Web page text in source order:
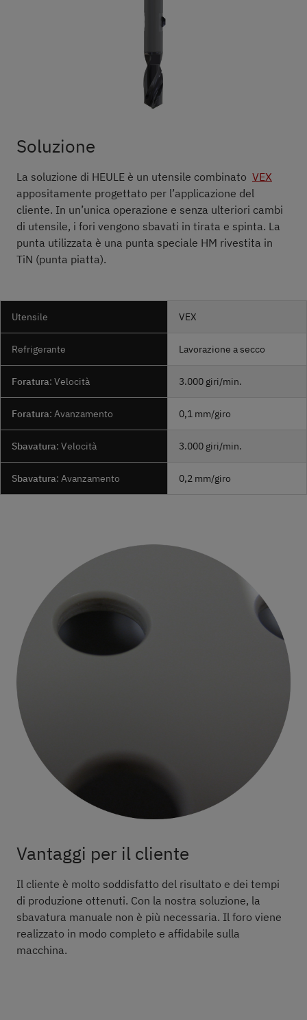
Soluzione
La soluzione di HEULE è un utensile combinato VEX
appositamente progettato per l’applicazione del
cliente. In un’unica operazione e senza ulteriori cambi
di utensile, i fori vengono sbavati in tirata e spinta. La
punta utilizzata è una punta speciale HM rivestita in
TiN (punta piatta).
Utensile VEX
Refrigerante Lavorazione a secco
Foratura: Velocità 3.000 giri/min.
Foratura: Avanzamento 0,1 mm/giro
Sbavatura: Velocità 3.000 giri/min.
Sbavatura: Avanzamento 0,2 mm/giro
Vantaggi per il cliente
Il cliente è molto soddisfatto del risultato e dei tempi
di produzione ottenuti. Con la nostra soluzione, la
sbavatura manuale non è più necessaria. Il foro viene
realizzato in modo completo e affidabile sulla
macchina.